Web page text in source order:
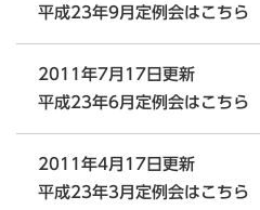
平成23年9月定例会はこちら
2011年7月17日更新
平成23年6月定例会はこちら
2011年4月17日更新
平成23年3月定例会はこちら